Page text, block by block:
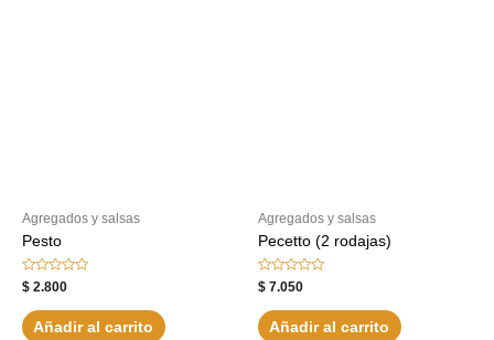
Agregados y salsas
Pesto
Valorado
con
de
5
$ 2.800
Añadir al carrito
Agregados y salsas
Pecetto (2 rodajas)
Valorado
con
de
5
$ 7.050
Añadir al carrito